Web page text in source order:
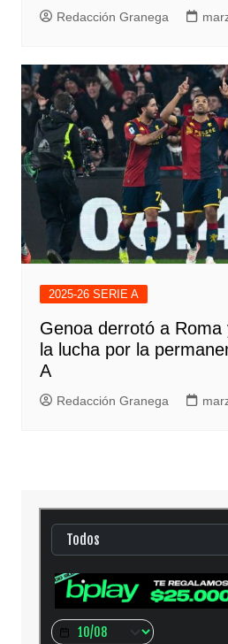
Redacción Granega
2025-26 SERIE A
Genoa derrotó a Roma
la lucha por la
A
Redacción Granega